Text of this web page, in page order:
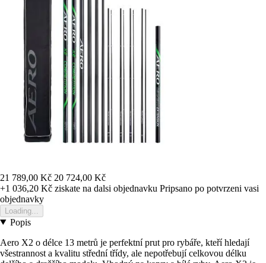
21 789,00 Kč 20 724,00 Kč
+1 036,20 Kč ziskate na dalsi objednavku Pripsano po potvrzeni vasi
objednavky
Loading...
Popis
Aero X2 o délce 13 metrů je perfektní prut pro rybáře, kteří hledají
všestrannost a kvalitu střední třídy, ale nepotřebují celkovou délku